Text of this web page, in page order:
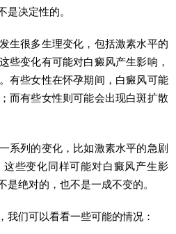
是决定性的。
生很多生理变化，包括激素水平的
些变化有可能对白癜风产生影响，
有些女性在怀孕期间，白癜风可能
而有些女性则可能会出现白斑扩散
系列的变化，比如激素水平的急剧
些变化同样可能对白癜风产生影
绝对的，也不是一成不变的。
我们可以看看一些可能的情况：